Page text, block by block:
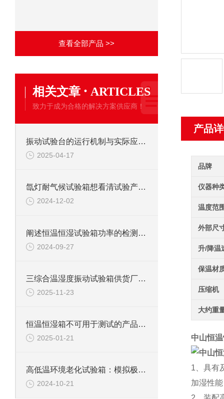
查看全部产品 >>
相关文章 · ARTICLES
致力于成为合格的解决方案供应商！
振动试验台的运行机制与实际应用解析
2025-04-17
氙灯耐气候试验箱想看清试验产品照明灯来帮手
2024-12-02
阐述恒温恒湿试验箱功率的检测方法
2024-09-27
三综合温湿度振动试验箱供货厂家：技术解析与选购指南
2025-11-23
恒温恒湿箱不可用于测试的产品详解
2025-01-21
高低温环境老化试验箱：模拟极限环境的测试利器
2024-10-21
产品
品牌
仪器种
温度范
外部尺
升/降温
保温材
压缩机
大约重
中山恒
1、具有
加湿性